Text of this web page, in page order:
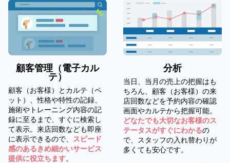
顧客管理（電子カル
テ）
顧客（お客様）とカルテ（ペ
ット）、性格や特性の記録、
施術やトレーニング内容の記
録に至るまで、すぐに検索し
て表示。来店回数なども即座
に表示できるので、
スピード
感のあるきめ細かいサービス
提供に役立ちます。
分析
当日、当月の売上の把握はも
ちろん、顧客（お客様）の来
店回数などを予約内容の確認
画面やカルテから把握可能。
どなたでも大切なお客様のス
テータスがすぐにわかるの
で、スタッフの入れ替わりが
多くても安心です。